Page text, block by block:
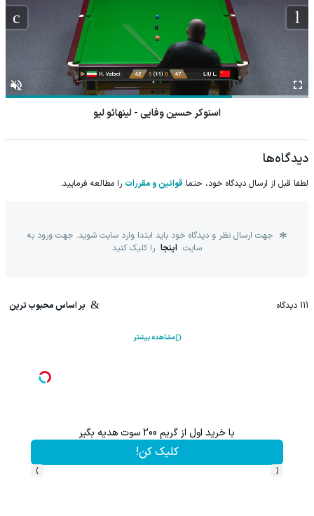
اسنوکر حسین وفایی - لینهائو لیو
دیدگاه‌ها
لطفا قبل از ارسال دیدگاه خود، حتما قوانین و مقررات را مطالعه فرمایید.
جهت ارسال نظر و دیدگاه خود باید ابتدا وارد سایت شوید. جهت ورود به
سایت اینجا را کلیک کنید
111 دیدگاه بر اساس محبوب ترین
مشاهده بیشتر
احتمالاً این بزرگ‌ترین اشتباه مراقبت از موته...
تخفیف ویژه!
‹
›